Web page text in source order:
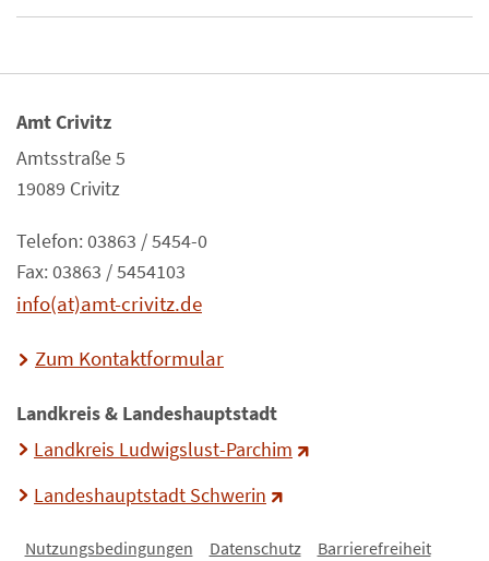
Amt Crivitz
Amtsstraße 5
19089 Crivitz
Telefon: 03863 / 5454-0
Fax: 03863 / 5454103
info(at)amt-crivitz.de
Zum Kontaktformular
Landkreis & Landeshauptstadt
Landkreis Ludwigslust-Parchim
Landeshauptstadt Schwerin
Nutzungsbedingungen Datenschutz
Barrierefreiheit